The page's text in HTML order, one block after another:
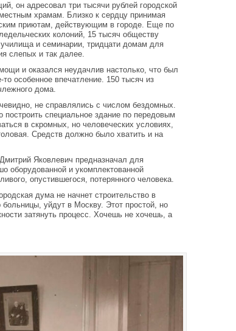
он адресовал три тысячи рублей городской
храмам. Близко к сердцу принимая
приютам, действующим в городе. Еще по
колоний, 15 тысяч обществу
и семинарии, тридцати домам для
слепых и так далее.
и оказался неудачлив настолько, что был
особенное впечатление. 150 тысяч из
дома.
не справлялись с числом бездомных.
специальное здание по передовым
в скромных, но человеческих условиях,
Средств должно было хватить и на
Яковлевич предназначал для
оборудованной и укомплектованной
опустившегося, потерянного человека.
дума не начнет строительство в
уйдут в Москву. Этот простой, но
затянуть процесс. Хочешь не хочешь, а